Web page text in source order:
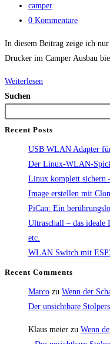
veröffentlicht:
Beitrags-
Kategorie:
camper
Beitrags-
0 Kommentare
In diesem Beitrag zeige ich
Drucker im Camper Ausbau
Weiterlesen
3D
Druck
Suchen
Recent Posts
USB WLAN Adapter
Der Linux-WLAN-
Linux komplett sichern
Image erstellen mit
PiCan: Ein
Ultraschall – das
etc.
WLAN Switch mit
Recent Comments
Marco zu Wenn der
Der unsichtbare
Klaus meier zu Wenn